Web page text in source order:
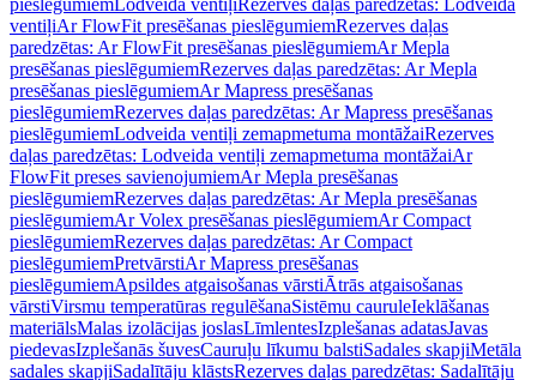
pieslēgumiemLodveida ventiļiRezerves daļas paredzētas: Lodveida
ventiļiAr FlowFit presēšanas pieslēgumiemRezerves daļas
paredzētas: Ar FlowFit presēšanas pieslēgumiemAr Mepla
presēšanas pieslēgumiemRezerves daļas paredzētas: Ar Mepla
presēšanas pieslēgumiemAr Mapress presēšanas
pieslēgumiemRezerves daļas paredzētas: Ar Mapress presēšanas
pieslēgumiemLodveida ventiļi zemapmetuma montāžaiRezerves
daļas paredzētas: Lodveida ventiļi zemapmetuma montāžaiAr
FlowFit preses savienojumiemAr Mepla presēšanas
pieslēgumiemRezerves daļas paredzētas: Ar Mepla presēšanas
pieslēgumiemAr Volex presēšanas pieslēgumiemAr Compact
pieslēgumiemRezerves daļas paredzētas: Ar Compact
pieslēgumiemPretvārstiAr Mapress presēšanas
pieslēgumiemApsildes atgaisošanas vārstiĀtrās atgaisošanas
vārstiVirsmu temperatūras regulēšanaSistēmu cauruleIeklāšanas
materiālsMalas izolācijas joslasLīmlentesIzplešanas adatasJavas
piedevasIzplešanās šuvesCauruļu līkumu balstiSadales skapjiMetāla
sadales skapjiSadalītāju klāstsRezerves daļas paredzētas: Sadalītāju